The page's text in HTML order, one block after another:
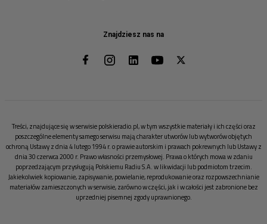
Znajdziesz nas na
Treści, znajdujące się w serwisie polskieradio.pl, w tym wszystkie materiały i ich części oraz
poszczególne elementy samego serwisu mają charakter utworów lub wytworów objętych
ochroną Ustawy z dnia 4 lutego 1994 r. o prawie autorskim i prawach pokrewnych lub Ustawy z
dnia 30 czerwca 2000 r. Prawo własności przemysłowej. Prawa o których mowa w zdaniu
poprzedzającym przysługują Polskiemu Radiu S.A. w likwidacji lub podmiotom trzecim.
Jakiekolwiek kopiowanie, zapisywanie, powielanie, reprodukowanie oraz rozpowszechnianie
materiałów zamieszczonych w serwisie, zarówno w części, jak i w całości jest zabronione bez
uprzedniej pisemnej zgody uprawnionego.